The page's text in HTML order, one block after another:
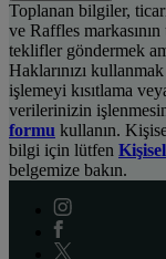
Toplanan bilgiler,
ve Raffles
teklifler göndermek
Haklarınızı
işlemeyi kısıtlama
verilerinizin
formu kullanın.
bilgi için lütfen
belgemize bakın.